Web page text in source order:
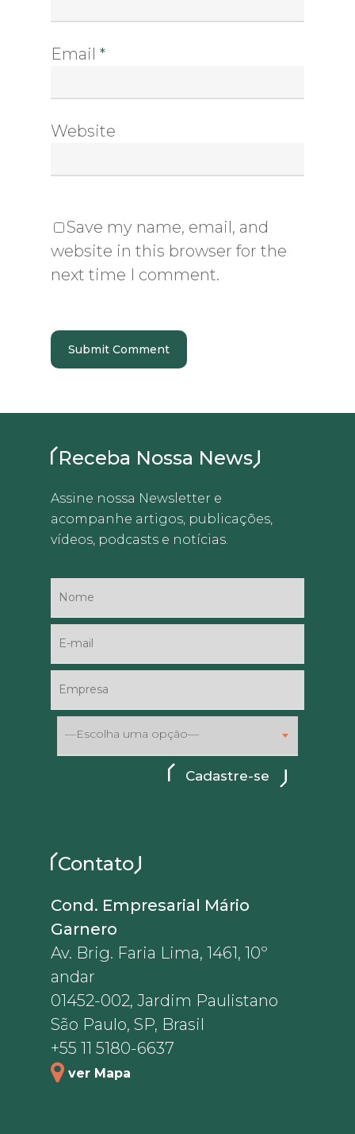
Email *
Website
Save my name, email, and
website in this browser for the
next time I comment.
Receba Nossa News
Assine nossa Newsletter e
acompanhe artigos, publicações,
vídeos, podcasts e notícias.
—Escolha uma opção—
Contato
Cond. Empresarial Mário
Garnero
Av. Brig. Faria Lima, 1461, 10º
andar
01452-002, Jardim Paulistano
São Paulo, SP, Brasil
+55 11 5180-6637
ver Mapa